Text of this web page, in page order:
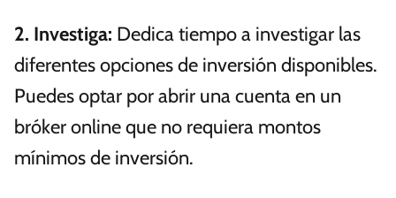
2. Investiga: Dedica tiempo a investigar las
diferentes opciones de inversión disponibles.
Puedes optar por abrir una cuenta en un
bróker online que no requiera montos
mínimos de inversión.